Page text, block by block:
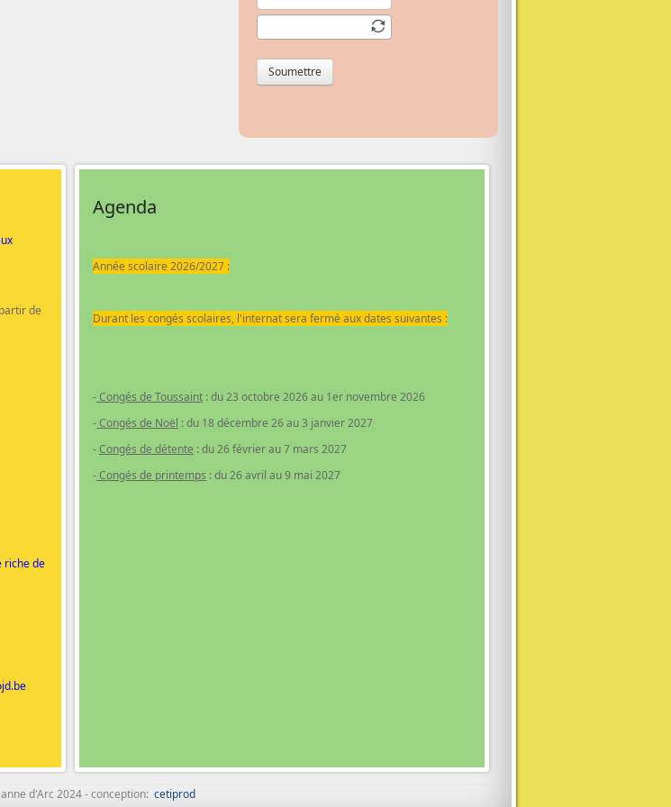
Soumettre
de
riche de
Agenda
Année scolaire 2026/2027 :
Durant les congés scolaires, l'internat sera fermé aux dates suivantes :
-Congés de Toussaint : du 23 octobre 2026 au 1er novembre 2026
-Congés de Noël : du 18 décembre 26 au 3 janvier 2027
-Congés de détente : du 26 février au 7 mars 2027
-Congés de printemps : du 26 avril au 9 mai 2027
d'Arc 2024 - conception: cetiprod